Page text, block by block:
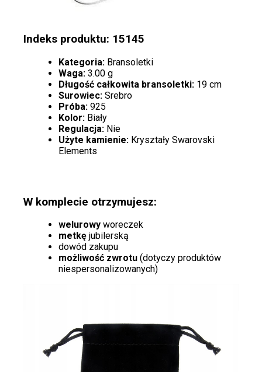
Indeks produktu: 15145
Kategoria: Bransoletki
Waga: 3.00 g
Długość całkowita bransoletki: 19 cm
Surowiec: Srebro
Próba: 925
Kolor: Biały
Regulacja: Nie
Użyte kamienie: Kryształy Swarovski
Elements
W komplecie otrzymujesz:
welurowy woreczek
metkę jubilerską
dowód zakupu
możliwość zwrotu (dotyczy produktów
niespersonalizowanych)